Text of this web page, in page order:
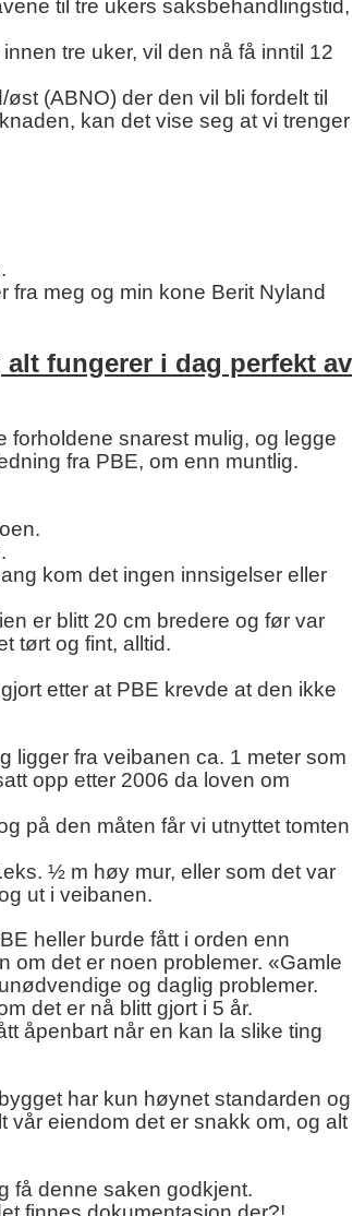
til tre ukers saksbehandlingstid,
tre uker, vil den nå få inntil 12
(ABNO) der den vil bli fordelt til
kan det vise seg at vi trenger
fra meg og min kone Berit Nyland
fungerer i dag perfekt av
snarest mulig, og legge
fra PBE, om enn muntlig.
kom det ingen innsigelser eller
er blitt 20 cm bredere og før var
tørt og fint, alltid.
etter at PBE krevde at den ikke
ligger fra veibanen ca. 1 meter som
opp etter 2006 da loven om
på den måten får vi utnyttet tomten
½ m høy mur, eller som det var
ut i veibanen.
heller burde fått i orden enn
om det er noen problemer. «Gamle
og daglig problemer.
det er nå blitt gjort i 5 år.
åpenbart når en kan la slike ting
har kun høynet standarden og
vår eiendom det er snakk om, og alt
få denne saken godkjent.